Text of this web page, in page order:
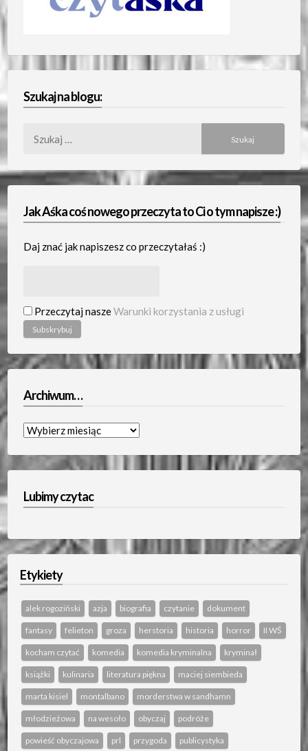
Szukaj na blogu:
Jak Aśka coś nowego przeczyta to Ci o tym napisze :)
Daj znać jak napiszesz co przeczytałaś :)
Przeczytaj naszeWarunki korzystania z usługi
Archiwum…
Archiwum…
Lubimy czytac
Etykiety
alek rogoziński azja biografia czytanie dokument
fantasy felieton groza herstoria historia horror II WŚ
kocham czytać komedia komedia kryminalna kryminał
książki kulinaria literatura piękna maciej siembieda
marta kisiel montalbano morderstwa w sandhamn
młodzieżowa na wesoło obyczaj podróże
powieść obyczajowa prl przygoda publicystyka